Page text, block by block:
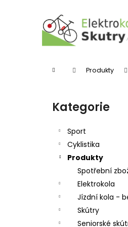
Domů Produkty
Přeskočit
kategorie
Kategorie
Sport
Cyklistika
Produkty
Spotřební
Elektrokola
Jízdní kola -
Skútry
Seniorské
Zpět
Zpět